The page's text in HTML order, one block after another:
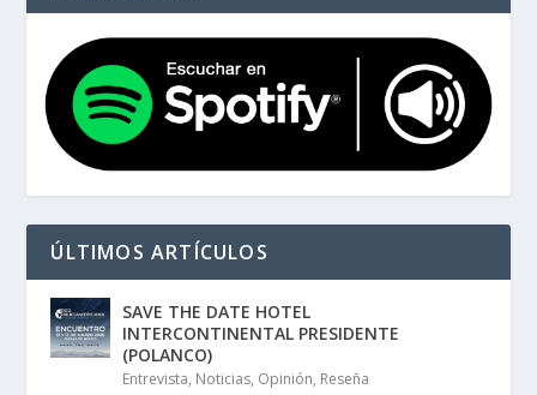
ÚLTIMOS ARTÍCULOS
SAVE THE DATE HOTEL
INTERCONTINENTAL PRESIDENTE
(POLANCO)
Entrevista, Noticias, Opinión, Reseña